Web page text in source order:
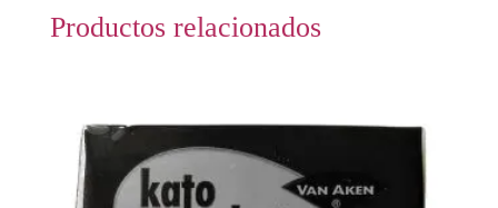
Productos relacionados